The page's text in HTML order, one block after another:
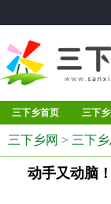
三下乡首页 三下
三下乡网 > 三下
动手又动脑